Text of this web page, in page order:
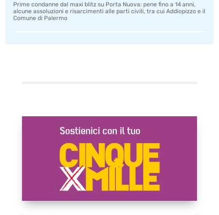
Prime condanne dal maxi blitz su Porta Nuova: pene fino a 14 anni,
alcune assoluzioni e risarcimenti alle parti civili, tra cui Addiopizzo e il
Comune di Palermo